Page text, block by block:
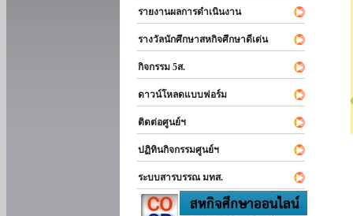
รายงานผลการดำเนินงาน
รางวัลนักศึกษาสหกิจศึกษาดีเด่น
กิจกรรม 5ส.
ดาวน์โหลดแบบฟอร์ม
ติดต่อศูนย์ฯ
ปฏิทินกิจกรรมศูนย์ฯ
ระบบสารบรรณ มทส.